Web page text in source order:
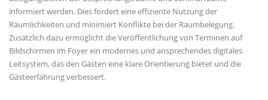
informiert werden. Dies fördert eine effiziente Nutzung der
Räumlichkeiten und minimiert Konflikte bei der Raumbelegung.
Zusätzlich dazu ermöglicht die Veröffentlichung von Terminen auf
Bildschirmen im Foyer ein modernes und ansprechendes digitales
Leitsystem, das den Gästen eine klare Orientierung bietet und die
Gästeerfahrung verbessert.